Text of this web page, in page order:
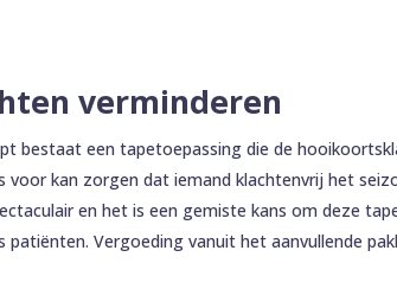
verminderen
bestaat een tapetoepassing die de
voor kan zorgen dat iemand klachtenvrij het
en het is een gemiste kans om deze
Vergoeding vanuit het aanvullende